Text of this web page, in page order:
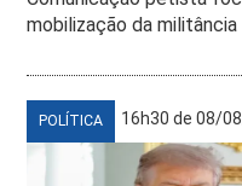
mobilização da militância
POLÍTICA 16h30 de 08/